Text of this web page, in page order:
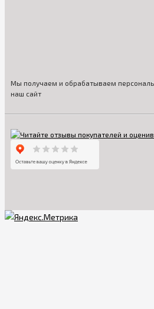
Мы получаем и обрабатываем
наш сайт